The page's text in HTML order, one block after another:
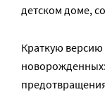
детском доме,
Краткую версию